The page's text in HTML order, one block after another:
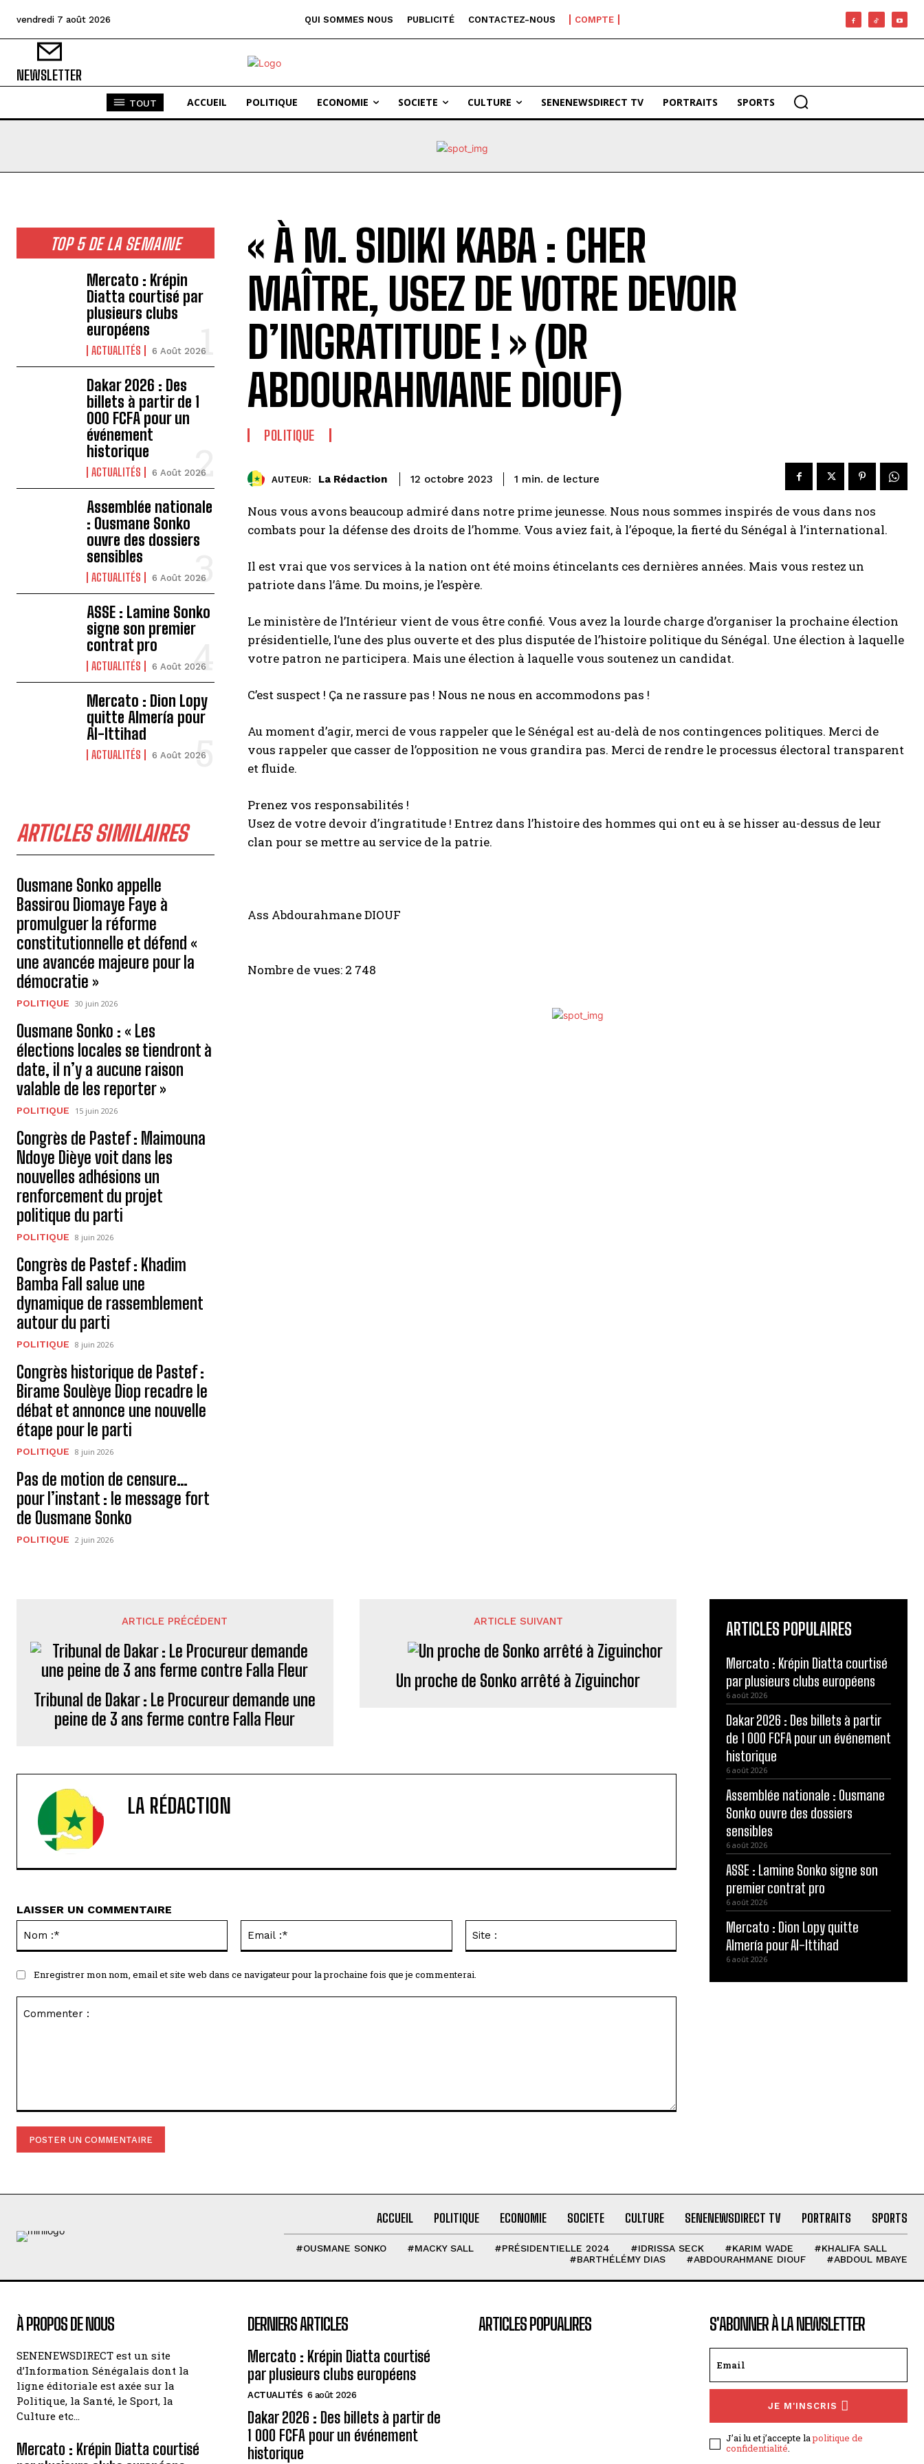
vendredi 7 août 2026 QUI SOMMES NOUS PUBLICITÉ CONTACTEZ-NOUS COMPTE
NEWSLETTER
TOUT ACCUEIL POLITIQUE ECONOMIE SOCIETE CULTURE SENENEWSDIRECT TV PORTRAITS SPORTS
TOP 5 DE LA SEMAINE
Mercato : Krépin
Diatta courtisé par
plusieurs clubs
européens
ACTUALITÉS 6 Août 2026
Dakar 2026 : Des
billets à partir de 1
000 FCFA pour un
événement
historique
ACTUALITÉS 6 Août 2026
Assemblée nationale
: Ousmane Sonko
ouvre des dossiers
sensibles
ACTUALITÉS 6 Août 2026
ASSE : Lamine Sonko
signe son premier
contrat pro
ACTUALITÉS 6 Août 2026
Mercato : Dion Lopy
quitte Almería pour
Al-Ittihad
ACTUALITÉS 6 Août 2026
ARTICLES SIMILAIRES
Ousmane Sonko appelle
Bassirou Diomaye Faye à
promulguer la réforme
constitutionnelle et défend «
une avancée majeure pour la
démocratie »
POLITIQUE 30 juin 2026
Ousmane Sonko : « Les
élections locales se tiendront à
date, il n’y a aucune raison
valable de les reporter »
POLITIQUE 15 juin 2026
Congrès de Pastef : Maimouna
Ndoye Dièye voit dans les
nouvelles adhésions un
renforcement du projet
politique du parti
POLITIQUE 8 juin 2026
Congrès de Pastef : Khadim
Bamba Fall salue une
dynamique de rassemblement
autour du parti
POLITIQUE 8 juin 2026
Congrès historique de Pastef :
Birame Soulèye Diop recadre le
débat et annonce une nouvelle
étape pour le parti
POLITIQUE 8 juin 2026
Pas de motion de censure…
pour l’instant : le message fort
de Ousmane Sonko
POLITIQUE 2 juin 2026
« À M. SIDIKI KABA : CHER
MAÎTRE, USEZ DE VOTRE DEVOIR
D’INGRATITUDE ! » (DR
ABDOURAHMANE DIOUF)
POLITIQUE
AUTEUR: La Rédaction 12 octobre 2023 1 min. de lecture
Nous vous avons beaucoup admiré dans notre prime jeunesse. Nous nous sommes inspirés de vous dans nos
combats pour la défense des droits de l’homme. Vous aviez fait, à l’époque, la fierté du Sénégal à l’international.
Il est vrai que vos services à la nation ont été moins étincelants ces dernières années. Mais vous restez un
patriote dans l’âme. Du moins, je l’espère.
Le ministère de l’Intérieur vient de vous être confié. Vous avez la lourde charge d’organiser la prochaine élection
présidentielle, l’une des plus ouverte et des plus disputée de l’histoire politique du Sénégal. Une élection à laquelle
votre patron ne participera. Mais une élection à laquelle vous soutenez un candidat.
C’est suspect ! Ça ne rassure pas ! Nous ne nous en accommodons pas !
Au moment d’agir, merci de vous rappeler que le Sénégal est au-delà de nos contingences politiques. Merci de
vous rappeler que casser de l’opposition ne vous grandira pas. Merci de rendre le processus électoral transparent
et fluide.
Prenez vos responsabilités !
Usez de votre devoir d’ingratitude ! Entrez dans l’histoire des hommes qui ont eu à se hisser au-dessus de leur
clan pour se mettre au service de la patrie.
Ass Abdourahmane DIOUF
Nombre de vues: 2 748
ARTICLE PRÉCÉDENT
Tribunal de Dakar : Le Procureur demande une
peine de 3 ans ferme contre Falla Fleur
ARTICLE SUIVANT
Un proche de Sonko arrêté à Ziguinchor
LA RÉDACTION
LAISSER UN COMMENTAIRE
Enregistrer mon nom, email et site web dans ce navigateur pour la prochaine fois que je commenterai.
ARTICLES POPULAIRES
Mercato : Krépin Diatta courtisé
par plusieurs clubs européens
6 août 2026
Dakar 2026 : Des billets à partir
de 1 000 FCFA pour un événement
historique
6 août 2026
Assemblée nationale : Ousmane
Sonko ouvre des dossiers
sensibles
6 août 2026
ASSE : Lamine Sonko signe son
premier contrat pro
6 août 2026
Mercato : Dion Lopy quitte
Almería pour Al-Ittihad
6 août 2026
ACCUEIL POLITIQUE ECONOMIE SOCIETE CULTURE SENENEWSDIRECT TV PORTRAITS SPORTS
#OUSMANE SONKO #MACKY SALL #PRÉSIDENTIELLE 2024 #IDRISSA SECK #KARIM WADE
#KHALIFA SALL
#BARTHÉLÉMY DIAS
#ABDOURAHMANE DIOUF #ABDOUL MBAYE
À PROPOS DE NOUS
SENENEWSDIRECT est un site
d’Information Sénégalais dont la
ligne éditoriale est axée sur la
Politique, la Santé, le Sport, la
Culture etc…
Mercato : Krépin Diatta courtisé
DERNIERS ARTICLES
Mercato : Krépin Diatta courtisé
par plusieurs clubs européens
ACTUALITÉS 6 août 2026
Dakar 2026 : Des billets à partir de
1 000 FCFA pour un événement
historique
ARTICLES POPUALIRES S'ABONNER À LA NEWSLETTER
JE M'INSCRIS
J’ai lu et j’accepte lapolitique de
confidentialité.